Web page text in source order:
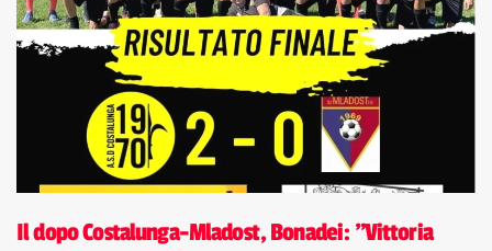
Il dopo Costalunga-Mladost, Bonadei: "Vittoria